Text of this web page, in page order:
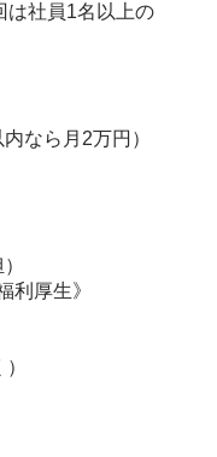
社員1名以上の
なら月2万円）
利厚生》